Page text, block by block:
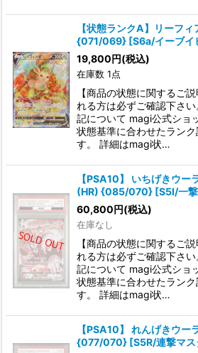
【状態ランクA】リーフ
{071/069} [S6a/イーブイ
19,800円(税込)
在庫数 1点
【商品の状態に関するご
れる方は必ずご確認下さ
記について magi公式ショ
状態基準に合わせたラン
す。 詳細はmagi状…
【PSA10】 いちげきウー
(HR) {085/070} [S5I/一
60,800円(税込)
在庫なし
【商品の状態に関するご
れる方は必ずご確認下さ
記について magi公式ショ
状態基準に合わせたラン
す。 詳細はmagi状…
【PSA10】 れんげきウー
{077/070} [S5R/連撃マス